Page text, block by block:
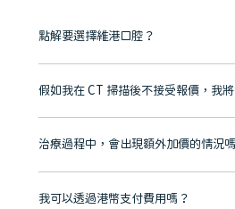
點解要選擇維港口腔？
維港口腔踐行「醫道濟世」的大學校訓，
牌」、「2025香港企業領袖品牌」，是諾
至今已服務超過三十個國家和地區的顧客
市市民極高的口碑評價及信任推薦 珠海、深
有咨詢及服務保障中心，有任何問題都可
假如我在 CT 掃描後不接受報價，我
不會！只要未開始實際服務之前，你不會被
治療過程中，會出現額外加價的情況
不會，治療前我們會詳細說明治療方案及
我可以透過港幣支付費用嗎？